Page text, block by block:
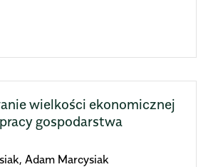
wielkości ekonomicznej
gospodarstwa
Adam Marcysiak